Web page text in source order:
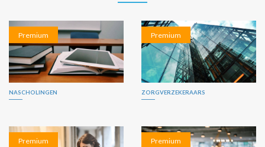
Premium
NASCHOLINGEN
Premium
ZORGVERZEKERAARS
Premium Premium